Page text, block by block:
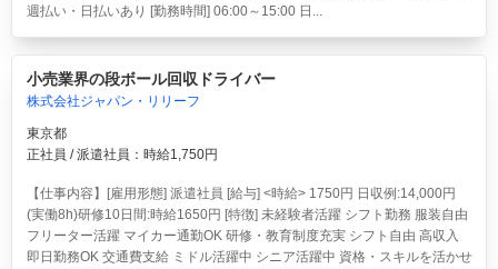
週払い・日払いあり [勤務時間] 06:00～15:00 日...
小売業界の段ボール回収ドライバー
株式会社ジャパン・リリーフ
東京都
正社員 / 派遣社員：時給1,750円
【仕事内容】[雇用形態] 派遣社員 [給与] <時給> 1750円 日収例:14,000円
(実働8h)研修10日間:時給1650円 [特徴] 未経験者活躍 シフト勤務 服装自由
フリーター活躍 マイカー通勤OK 研修・教育制度充実 シフト自由 高収入
即日勤務OK 交通費支給 ミドル活躍中 シニア活躍中 資格・スキルを活かせ